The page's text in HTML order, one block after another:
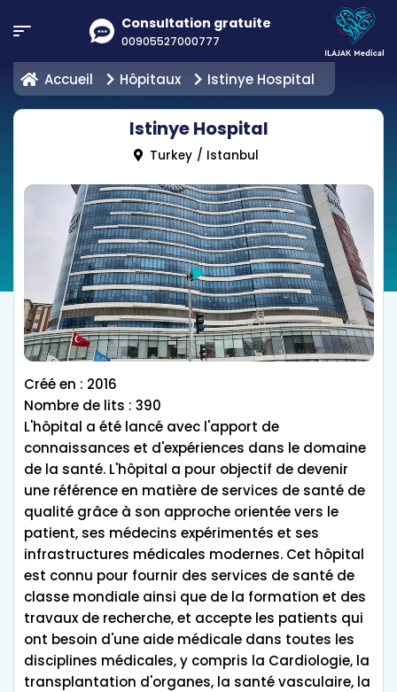
Consultation gratuite
00905527000777
Accueil Hôpitaux Istinye Hospital
Istinye Hospital
Turkey / Istanbul
Créé en : 2016
Nombre de lits : 390
L'hôpital a été lancé avec l'apport de
connaissances et d'expériences dans le domaine
de la santé. L'hôpital a pour objectif de devenir
une référence en matière de services de santé de
qualité grâce à son approche orientée vers le
patient, ses médecins expérimentés et ses
infrastructures médicales modernes. Cet hôpital
est connu pour fournir des services de santé de
classe mondiale ainsi que de la formation et des
travaux de recherche, et accepte les patients qui
ont besoin d'une aide médicale dans toutes les
disciplines médicales, y compris la Cardiologie, la
transplantation d'organes, la santé vasculaire, la